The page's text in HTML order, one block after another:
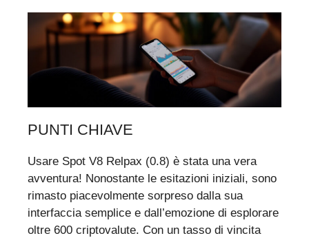
PUNTI CHIAVE
Usare Spot V8 Relpax (0.8) è stata una vera
avventura! Nonostante le esitazioni iniziali, sono
rimasto piacevolmente sorpreso dalla sua
interfaccia semplice e dall’emozione di esplorare
oltre 600 criptovalute. Con un tasso di vincita